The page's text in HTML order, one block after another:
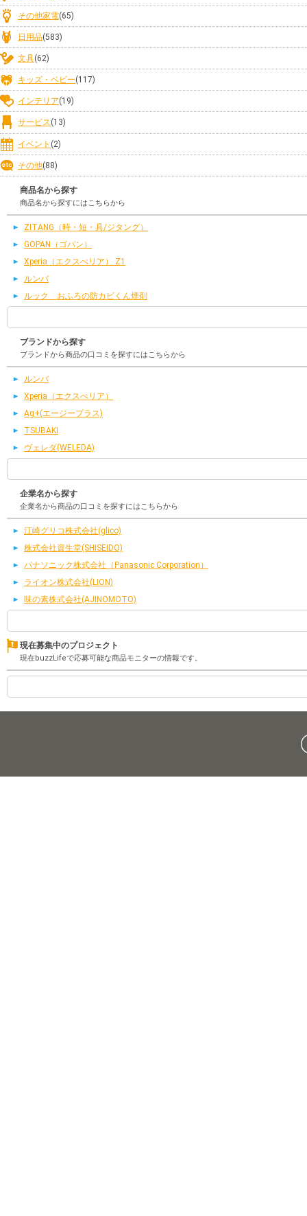
その他家電(65)
日用品(583)
文具(62)
キッズ・ベビー(117)
インテリア(19)
サービス(13)
イベント (2)
その他(88)
商品名から探す
商品名から探すにはこちらから
ZITANG（時・短・具/ジタング）
GOPAN（ゴパン）
Xperia（エクスぺリア） Z1
ルンバ
ルック おふろの防カビくん煙剤
ブランドから探す
ブランドから商品の口コミを探すにはこちらから
ルンバ
Xperia（エクスぺリア）
Ag+(エージープラス)
TSUBAKI
ヴェレダ(WELEDA)
企業名から探す
企業名から商品の口コミを探すにはこちらから
江崎グリコ株式会社(glico)
株式会社資生堂(SHISEIDO)
パナソニック株式会社（Panasonic Corporation）
ライオン株式会社(LION)
味の素株式会社(AJINOMOTO)
現在募集中のプロジェクト
現在buzzLifeで応募可能な商品モニターの情報です。